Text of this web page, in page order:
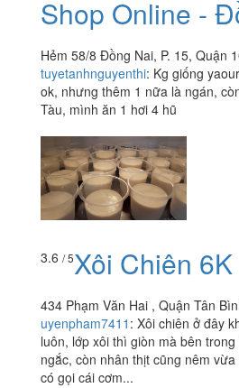
Shop Online -
Hẻm 58/8 Đồng Nai, P. 15, Quận
tuyetanhnguyenthi: Kg giống
ok, nhưng thêm 1 nữa là ngán,
Tàu, mình ăn 1 hơi 4 hũ
3.6 / 5Xôi Chiên 6K
434 Phạm Văn Hai , Quận Tân
uyenpham7411 : Xôi chiên ở đây
luôn, lớp xôi thì giòn mà bên
ngắc, còn nhân thịt cũng nêm
có gọi cái cơm...